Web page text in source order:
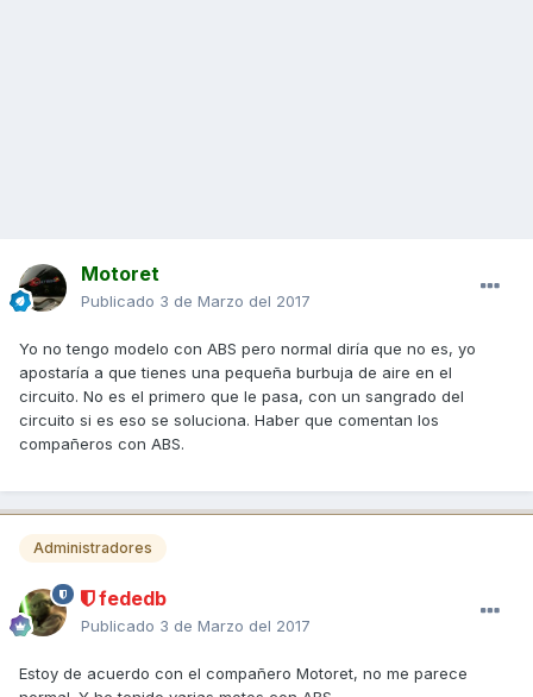
Motoret
Publicado 3 de Marzo del 2017
Yo no tengo modelo con ABS pero normal diría que no es, yo
apostaría a que tienes una pequeña burbuja de aire en el
circuito. No es el primero que le pasa, con un sangrado del
circuito si es eso se soluciona. Haber que comentan los
compañeros con ABS.
Administradores
fededb
Publicado 3 de Marzo del 2017
Estoy de acuerdo con el compañero Motoret, no me parece